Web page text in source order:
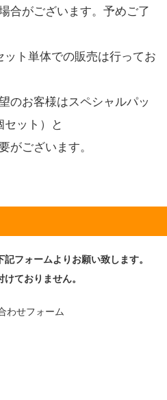
合がございます。予めご了
ット単体での販売は行ってお
のお客様はスペシャルパッ
セット）と
がございます。
フォームよりお願い致します。
ておりません。
わせフォーム